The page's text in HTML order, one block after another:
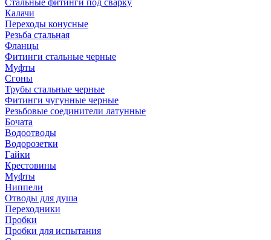
Калачи
Переходы конусные
Резьба стальная
Фланцы
Фитинги стальные черные
Муфты
Сгоны
Трубы стальные черные
Фитинги чугунные черные
Резьбовые соединители латунные
Бочата
Водоотводы
Водорозетки
Гайки
Крестовины
Муфты
Ниппели
Отводы для душа
Переходники
Пробки
Пробки для испытания